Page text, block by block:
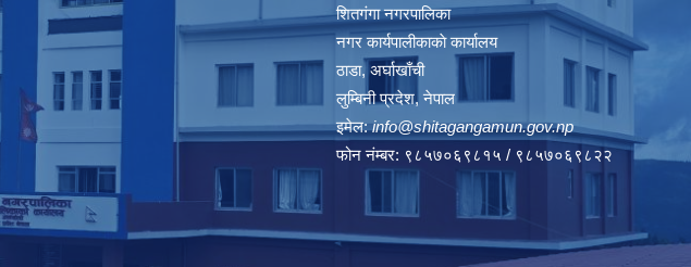
शितगंगा नगरपालिका
नगर कार्यपालीकाकाे कार्यालय
ठाडा, अर्घाखाँची
लुम्बिनी प्रदेश, नेपाल
इमेल:info@shitagangamun.gov.np
फोन नंम्बर: ९८५७०६९८१५ / ९८५७०६९८२२